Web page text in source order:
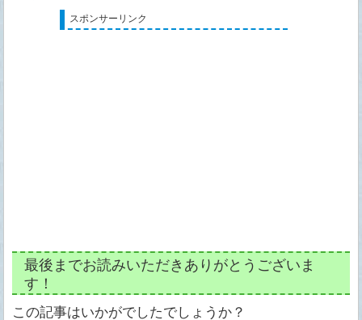
スポンサーリンク
最後までお読みいただきありがとうございま
す！
この記事はいかがでしたでしょうか？